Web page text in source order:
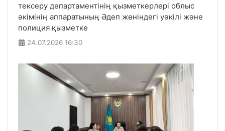
тексеру департаментінің қызметкерлері облыс
әкімінің аппаратының Әдеп жөніндегі уәкілі және
полиция қызметке
24.07.2026 16:30